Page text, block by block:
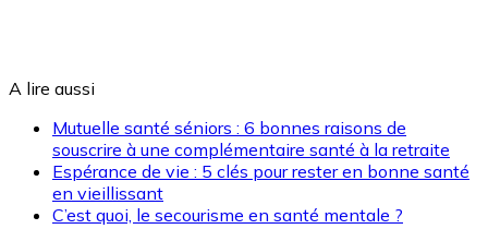
A lire aussi
Mutuelle santé séniors : 6 bonnes raisons de
souscrire à une complémentaire santé à la retraite
Espérance de vie : 5 clés pour rester en bonne santé
en vieillissant
C’est quoi, le secourisme en santé mentale ?